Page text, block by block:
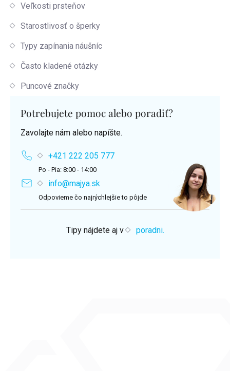
Veľkosti prsteňov
Starostlivosť o šperky
Typy zapínania náušníc
Často kladené otázky
Puncové značky
Potrebujete pomoc alebo poradiť?
Zavolajte nám alebo napíšte.
+421 222 205 777
Po - Pia: 8:00 - 14:00
info@majya.sk
Odpovieme čo najrýchlejšie to pôjde
Tipy nájdete aj v poradni.